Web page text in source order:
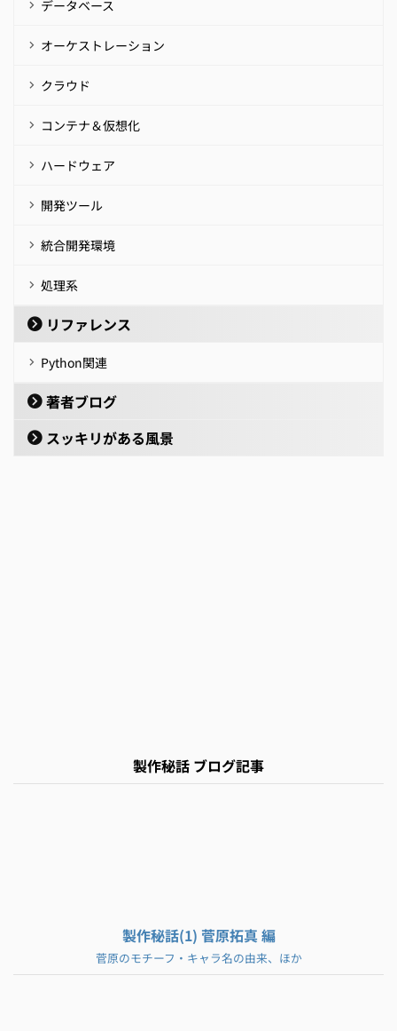
データベース
オーケストレーション
クラウド
コンテナ＆仮想化
ハードウェア
開発ツール
統合開発環境
処理系
リファレンス
Python関連
著者ブログ
スッキリがある風景
製作秘話 ブログ記事
製作秘話(1) 菅原拓真 編
菅原のモチーフ・キャラ名の由来、ほか